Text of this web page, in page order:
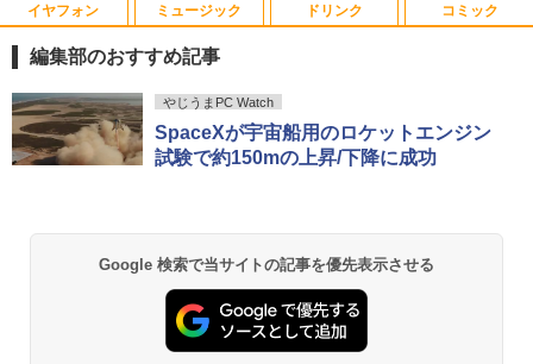
1
Aランクパーティを離脱した俺は、元教
え子たちと迷宮深部を目指す。（13）
【電子書籍】[ ユーリ ]
￥792
￥792
イヤフォン
Anker Soundcore P40i オフホワイト
￥7,990
￥5,990
ミュージック
BRUCE WAYNE feat. Flo Milli, ATL Jacob
[Explicit]
￥250
[Explicit]
￥250
ドリンク
【Amazon.co.jp限定】 い・ろ・は・す 2L P
ET ラベルレス ×8本
￥1,112
富士山の天然水 バナジウム含有 水 ミネラル
ウォーター ペットボトル 静岡県産 500ミリリ
ットル (Smart Basic)
￥1,380
コミック
薬屋のひとりごと 17巻 (デジタル版ビッグガ
ンガンコミックス)
￥770
エース)
￥832
編集部のおすすめ記事
やじうまPC Watch
SpaceXが宇宙船用のロケットエンジン
試験で約150mの上昇/下降に成功
Google 検索で当サイトの記事を優先表示させる